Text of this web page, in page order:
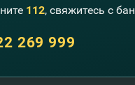
112, свяжитесь с
269 999